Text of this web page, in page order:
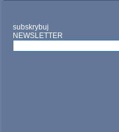
subskrybuj
NEWSLETTER